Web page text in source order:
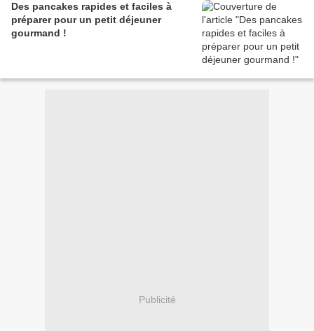
Des pancakes rapides et faciles à
préparer pour un petit déjeuner
gourmand !
Publicité